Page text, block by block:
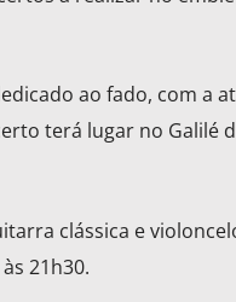
ao fado, com a
terá lugar no Galilé
clássica e
21h30.